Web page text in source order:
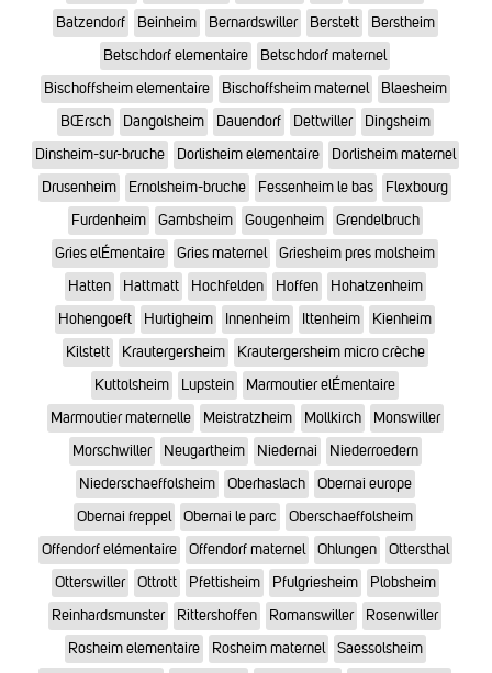
Batzendorf
Beinheim Bernardswiller Berstett
Berstheim
Betschdorf elementaire
Betschdorf maternel
Bischoffsheim elementaire
Bischoffsheim maternel
Blaesheim
BŒrsch
Dangolsheim Dauendorf Dettwiller
Dingsheim
Dinsheim-sur-bruche
Dorlisheim elementaire
Dorlisheim maternel
Drusenheim
Ernolsheim-bruche Fessenheim le bas
Flexbourg
Furdenheim
Gambsheim Gougenheim
Grendelbruch
Gries elÉmentaire
Gries maternel
Griesheim pres molsheim
Hatten
Hattmatt Hochfelden Hoffen
Hohatzenheim
Hohengoeft
Hurtigheim Innenheim Ittenheim
Kienheim
Kilstett
Krautergersheim
Krautergersheim micro crèche
Kuttolsheim
Lupstein
Marmoutier elÉmentaire
Marmoutier maternelle
Meistratzheim Mollkirch
Monswiller
Morschwiller
Neugartheim Niedernai
Niederroedern
Niederschaeffolsheim
Oberhaslach
Obernai europe
Obernai freppel
Obernai le parc
Oberschaeffolsheim
Offendorf elémentaire
Offendorf maternel Ohlungen
Ottersthal
Otterswiller
Ottrott Pfettisheim Pfulgriesheim
Plobsheim
Reinhardsmunster
Rittershoffen Romanswiller
Rosenwiller
Rosheim elementaire
Rosheim maternel
Saessolsheim